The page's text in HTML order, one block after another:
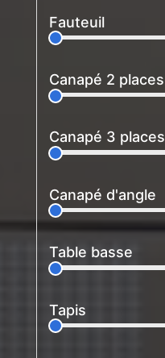
Fauteuil
Canapé 2 places
Canapé 3 places
Canapé d'angle
Table basse
Tapis